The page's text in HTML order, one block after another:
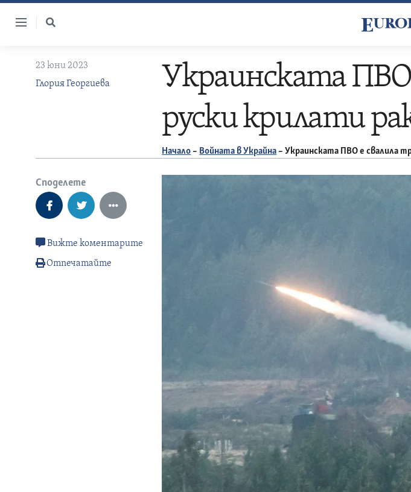
Skip
23 юни 2023
Глория Георгиева
Украинската
руски крилати
Начало – Войната в Украйна –Украинската ПВО е свалила
Споделете
Вижте коментарите
Отпечатайте